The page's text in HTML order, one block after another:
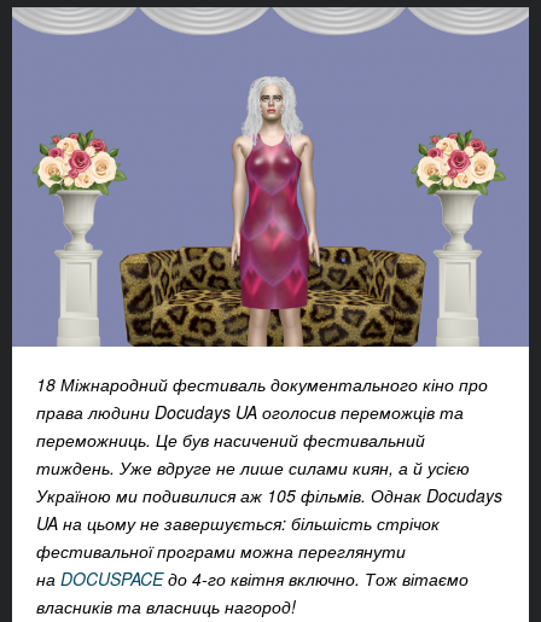
18 Міжнародний фестиваль документального кіно про
права людини Docudays UA оголосив переможців та
переможниць. Це був насичений фестивальний
тиждень. Уже вдруге не лише силами киян, а й усією
Україною ми подивилися аж 105 фільмів. Однак Docudays
UA на цьому не завершується: більшість стрічок
фестивальної програми можна переглянути
на DOCUSPACEдо 4-го квітня включно. Тож вітаємо
власників та власниць нагород!